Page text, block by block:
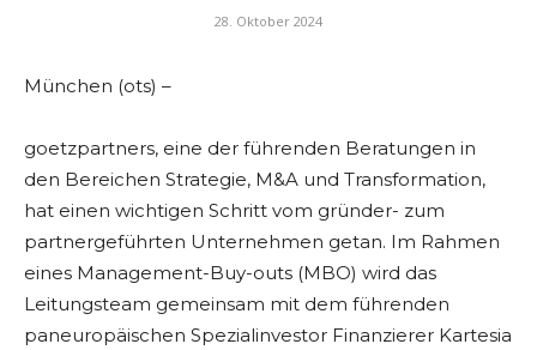
28. Oktober 2024
München (ots) –
goetzpartners, eine der führenden Beratungen in
den Bereichen Strategie, M&A und Transformation,
hat einen wichtigen Schritt vom gründer- zum
partnergeführten Unternehmen getan. Im Rahmen
eines Management-Buy-outs (MBO) wird das
Leitungsteam gemeinsam mit dem führenden
paneuropäischen Spezialinvestor Finanzierer Kartesia